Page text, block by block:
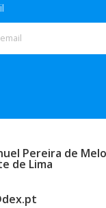
Pereira de
de Lima